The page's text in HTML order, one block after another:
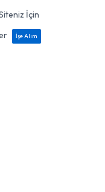
İçin
İşe Alım